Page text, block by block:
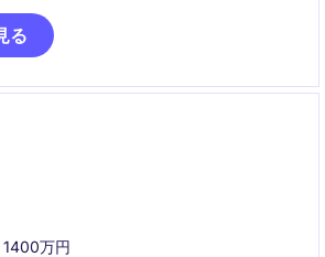
ャリアを築けるポジションです。
る
万円